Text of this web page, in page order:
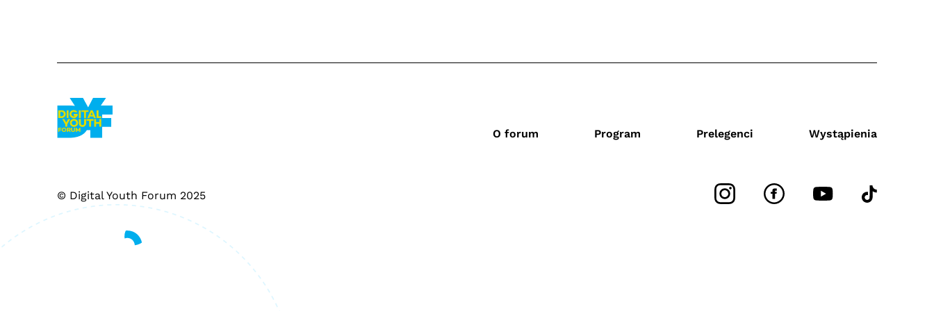
O forum Program Prelegenci Wystąpienia
© Digital Youth Forum 2025